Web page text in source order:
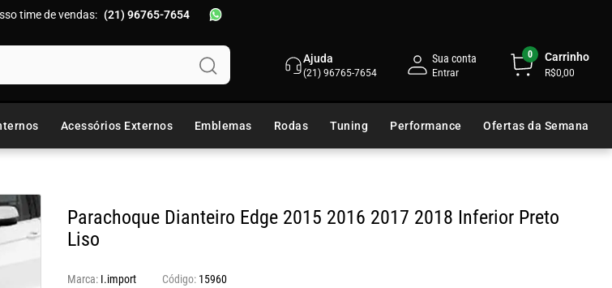
time de vendas: (21) 96765-7654
Ajuda
(21) 96765-7654
Sua conta 0 Carrinho
R$0,00
Acessórios Externos Emblemas Rodas Tuning Performance Ofertas da Semana
Parachoque Dianteiro Edge 2015 2016 2017 2018 Inferior Preto
Liso
Marca: I.import 15960